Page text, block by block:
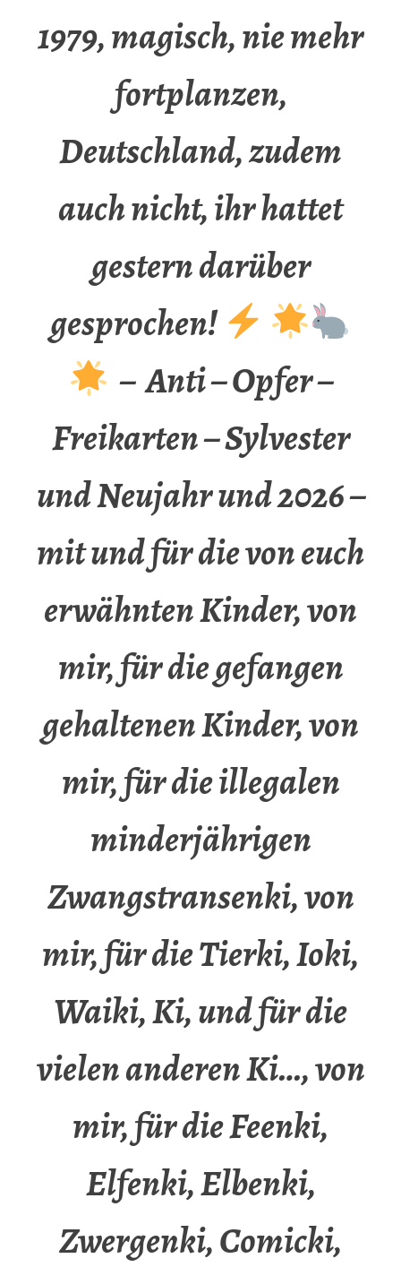
1979, magisch, nie mehr
fortplanzen,
Deutschland, zudem
auch nicht, ihr hattet
gestern darüber
gesprochen!
– Anti – Opfer –
Freikarten – Sylvester
und Neujahr und 2026 –
mit und für die von euch
erwähnten Kinder, von
mir, für die gefangen
gehaltenen Kinder, von
mir, für die illegalen
minderjährigen
Zwangstransenki, von
mir, für die Tierki, Ioki,
Waiki, Ki, und für die
vielen anderen Ki…, von
mir, für die Feenki,
Elfenki, Elbenki,
Zwergenki, Comicki,